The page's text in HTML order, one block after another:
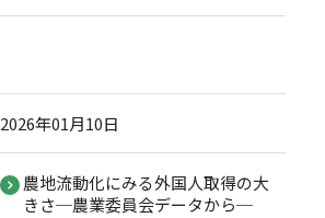
2026年01月10日
農地流動化にみる外国人取得の大
きさ─農業委員会データから─